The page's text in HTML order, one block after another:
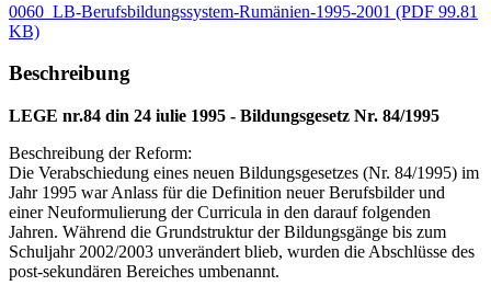
0060_LB-Berufsbildungssystem-Rumänien-1995-2001 (PDF 99.81
KB)
Beschreibung
LEGE nr.84 din 24 iulie 1995 - Bildungsgesetz Nr. 84/1995
Beschreibung der Reform:
Die Verabschiedung eines neuen Bildungsgesetzes (Nr. 84/1995) im
Jahr 1995 war Anlass für die Definition neuer Berufsbilder und
einer Neuformulierung der Curricula in den darauf folgenden
Jahren. Während die Grundstruktur der Bildungsgänge bis zum
Schuljahr 2002/2003 unverändert blieb, wurden die Abschlüsse des
post-sekundären Bereiches umbenannt.